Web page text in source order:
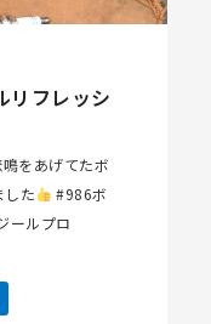
リフレッシ
をあげてたボ
した
#986ボ
ールプロ